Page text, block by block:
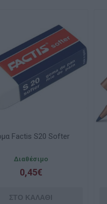
Factis S20 Softer
Διαθέσιμο
0,45€